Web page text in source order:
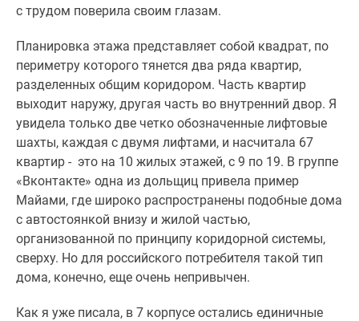
с трудом поверила своим глазам.
Планировка этажа представляет собой квадрат, по
периметру которого тянется два ряда квартир,
разделенных общим коридором. Часть квартир
выходит наружу, другая часть во внутренний двор. Я
увидела только две четко обозначенные лифтовые
шахты, каждая с двумя лифтами, и насчитала 67
квартир - это на 10 жилых этажей, с 9 по 19. В группе
«Вконтакте» одна из дольщиц привела пример
Майами, где широко распространены подобные дома
с автостоянкой внизу и жилой частью,
организованной по принципу коридорной системы,
сверху. Но для российского потребителя такой тип
дома, конечно, еще очень непривычен.
Как я уже писала, в 7 корпусе остались единичные